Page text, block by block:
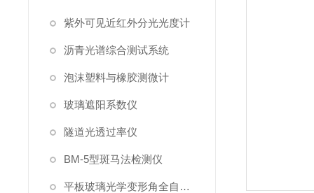
紫外可见近红外分光光度计
沥青光谱综合测试系统
泡沫塑料与橡胶测微计
玻璃遮阳系数仪
隧道光透过率仪
BM-5型斑马法检测仪
平板玻璃光学变形角全自动测试仪